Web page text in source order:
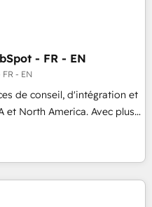
- FR - EN
- EN
de conseil, d'intégration et
et North America. Avec plus
Growth, Revops,
With over 115 experts in
revops, CRM and webdesign